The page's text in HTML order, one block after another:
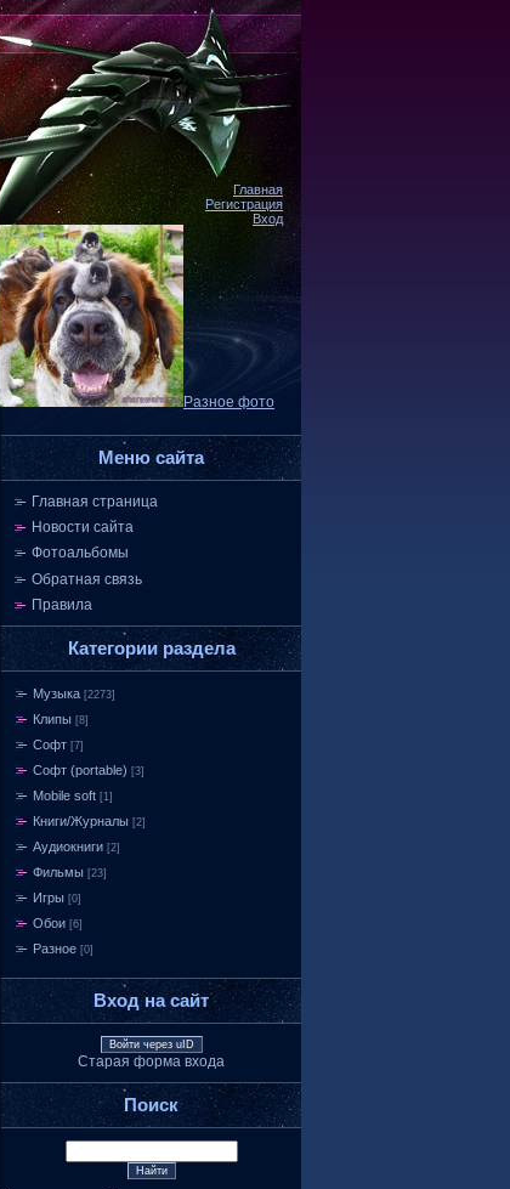
Главная
Регистрация
Вход
Разное фото
Меню сайта
Главная страница
Новости сайта
Фотоальбомы
Обратная связь
Правила
Категории раздела
Музыка [2273]
Клипы [8]
Софт [7]
Софт (portable) [3]
Mobile soft [1]
Книги/Журналы [2]
Аудиокниги [2]
Фильмы [23]
Игры [0]
Обои [6]
Разное [0]
Вход на сайт
Войти через uID
Старая форма входа
Поиск